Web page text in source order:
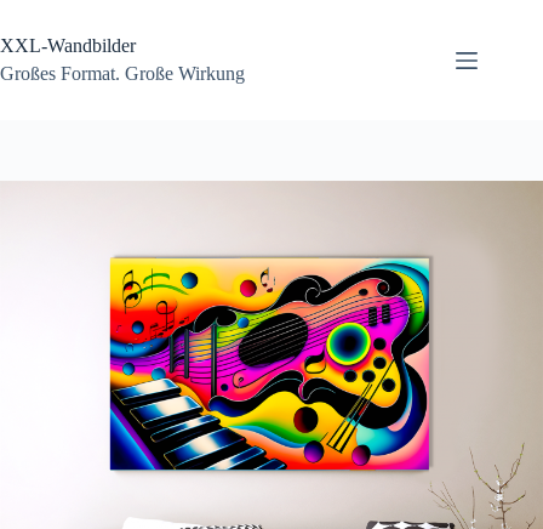
springen
XXL-Wandbilder
Großes Format. Große Wirkung